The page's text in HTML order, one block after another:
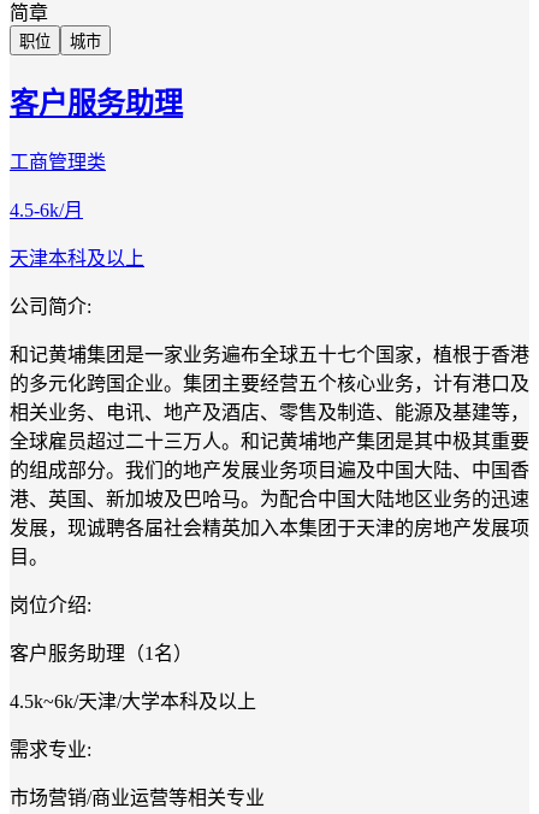
简章
职位 城市
客户服务助理
工商管理类
4.5-6k/月
天津本科及以上
公司简介:
和记黄埔集团是一家业务遍布全球五十七个国家，植根于香港
的多元化跨国企业。集团主要经营五个核心业务，计有港口及
相关业务、电讯、地产及酒店、零售及制造、能源及基建等，
全球雇员超过二十三万人。和记黄埔地产集团是其中极其重要
的组成部分。我们的地产发展业务项目遍及中国大陆、中国香
港、英国、新加坡及巴哈马。为配合中国大陆地区业务的迅速
发展，现诚聘各届社会精英加入本集团于天津的房地产发展项
目。
岗位介绍:
客户服务助理（1名）
4.5k~6k/天津/大学本科及以上
需求专业:
市场营销/商业运营等相关专业